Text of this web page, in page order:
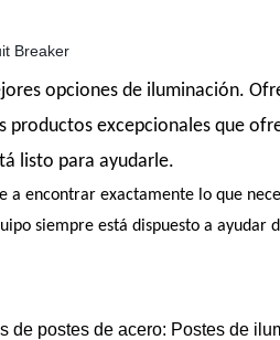
opciones de iluminación.
excepcionales que
listo para ayudarle.
a encontrar exactamente lo que
siempre está dispuesto a ayudar
de postes de acero: Postes de